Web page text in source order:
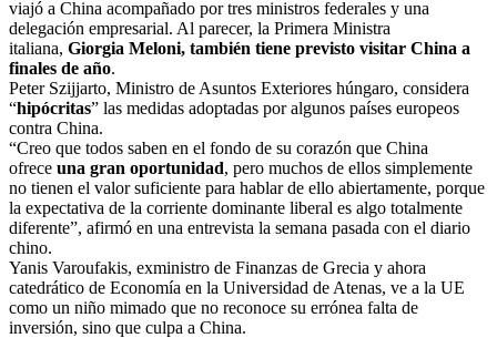
viajó a China acompañado por tres ministros federales y una
delegación empresarial. Al parecer, la Primera Ministra
italiana, Giorgia Meloni, también tiene previsto visitar China a
finales de año.
Peter Szijjarto, Ministro de Asuntos Exteriores húngaro, considera
“hipócritas” las medidas adoptadas por algunos países europeos
contra China.
“Creo que todos saben en el fondo de su corazón que China
ofrece una gran oportunidad, pero muchos de ellos simplemente
no tienen el valor suficiente para hablar de ello abiertamente, porque
la expectativa de la corriente dominante liberal es algo totalmente
diferente”, afirmó en una entrevista la semana pasada con el diario
chino.
Yanis Varoufakis, exministro de Finanzas de Grecia y ahora
catedrático de Economía en la Universidad de Atenas, ve a la UE
como un niño mimado que no reconoce su errónea falta de
inversión, sino que culpa a China.